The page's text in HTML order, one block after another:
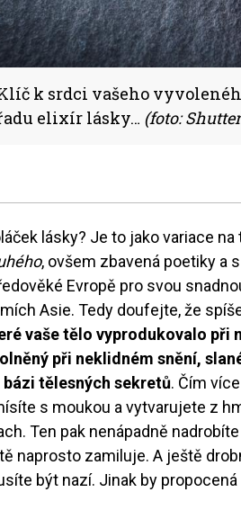
k srdci vašeho
elixír lásky… (foto:
lásky? Je to jako variace na
, ovšem zbavená poetiky a
Evropě pro svou
Asie. Tedy doufejte, že
vaše tělo vyprodukovalo při
při neklidném snění,
bázi tělesných sekretů. Čím
s moukou a vytvarujete z
Ten pak nenápadně
naprosto zamiluje. A ještě
být nazí. Jinak by